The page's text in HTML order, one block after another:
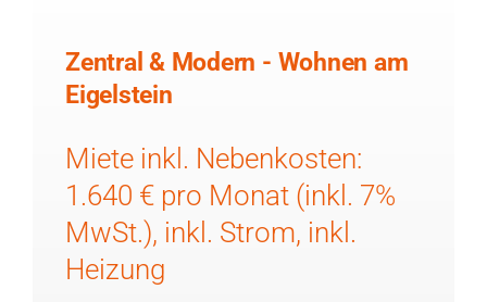
Zentral & Modern - Wohnen am
Eigelstein
Miete inkl. Nebenkosten:
1.640 € pro Monat (inkl. 7%
MwSt.), inkl. Strom, inkl.
Heizung